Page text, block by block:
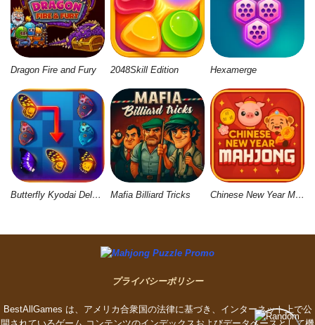
Dragon Fire and Fury 2048Skill Edition Hexamerge
Butterfly Kyodai Deluxe 2 Mafia Billiard Tricks Chinese New Year Mahjong
プライバシーポリシー
BestAllGames は、アメリカ合衆国の法律に基づき、インターネット上で公